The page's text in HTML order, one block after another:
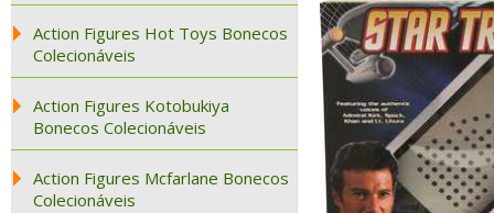
Action Figures Hot Toys Bonecos
Colecionáveis
Action Figures Kotobukiya
Bonecos Colecionáveis
Action Figures Mcfarlane Bonecos
Colecionáveis